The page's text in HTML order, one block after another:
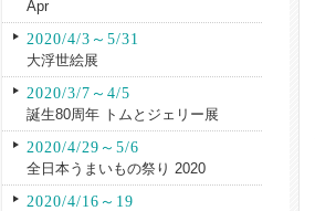
Apr
2020/4/3～5/31
大浮世絵展
2020/3/7～4/5
誕生80周年 トムとジェリー展
2020/4/29～5/6
全日本うまいもの祭り 2020
2020/4/16～19